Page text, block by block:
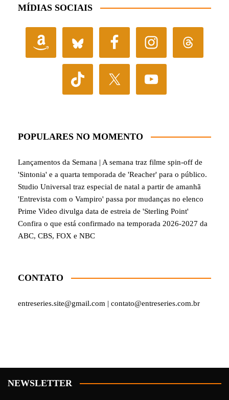
MÍDIAS SOCIAIS
POPULARES NO MOMENTO
Lançamentos da Semana | A semana traz filme spin-off de
'Sintonia' e a quarta temporada de 'Reacher' para o público.
Studio Universal traz especial de natal a partir de amanhã
'Entrevista com o Vampiro' passa por mudanças no elenco
Prime Video divulga data de estreia de 'Sterling Point'
Confira o que está confirmado na temporada 2026-2027 da
ABC, CBS, FOX e NBC
CONTATO
entreseries.site@gmail.com | contato@entreseries.com.br
NEWSLETTER